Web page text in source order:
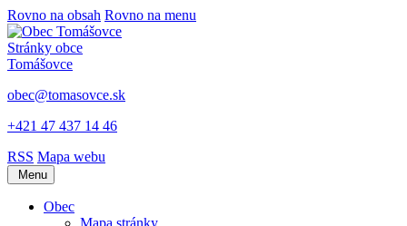
Rovno na obsah Rovno na menu
Stránky obce
Tomášovce
obec@tomasovce.sk
+421 47 437 14 46
RSS Mapa webu
Menu
Obec
Mapa stránky